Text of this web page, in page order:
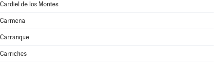
Cardiel de los Montes
Carmena
Carranque
Carriches